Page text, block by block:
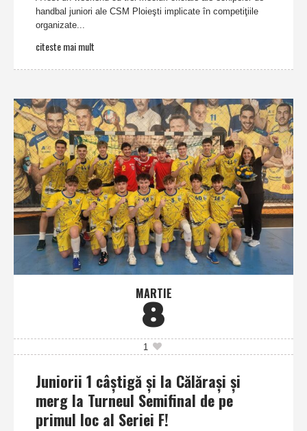
handbal juniori ale CSM Ploieşti implicate în competiţiile
organizate...
citeste mai mult
MARTIE
8
1
Juniorii 1 câştigă şi la Călăraşi şi
merg la Turneul Semifinal de pe
primul loc al Seriei F!